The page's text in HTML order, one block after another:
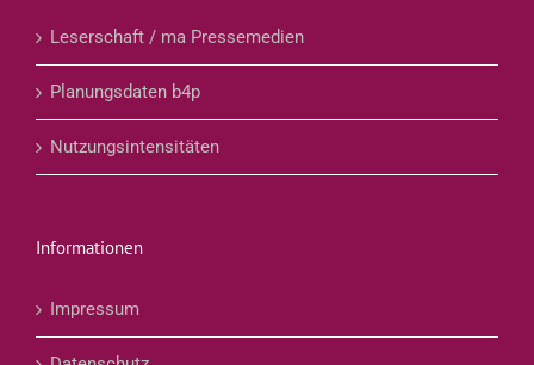
Leserschaft / ma Pressemedien
Planungsdaten b4p
Nutzungsintensitäten
Informationen
Impressum